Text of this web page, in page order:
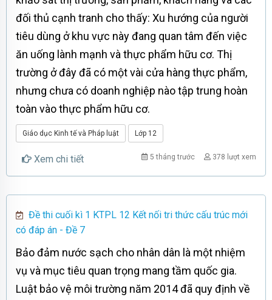
đối thủ cạnh tranh cho thấy: Xu hướng của người
tiêu dùng ở khu vực này đang quan tâm đến việc
ăn uống lành mạnh và thực phẩm hữu cơ. Thị
trường ở đây đã có một vài cửa hàng thực phẩm,
nhưng chưa có doanh nghiệp nào tập trung hoàn
toàn vào thực phẩm hữu cơ.
Giáo dục Kinh tế và Pháp luật Lớp 12
Xem chi tiết 378 lượt xem
5 tháng trước
Đề thi cuối kì 1 KTPL 12 Kết nối tri thức cấu trúc mới
có đáp án - Đề 7
Bảo đảm nước sạch cho nhân dân là một nhiệm
vụ và mục tiêu quan trọng mang tầm quốc gia.
Luật bảo vệ môi trường năm 2014 đã quy định về